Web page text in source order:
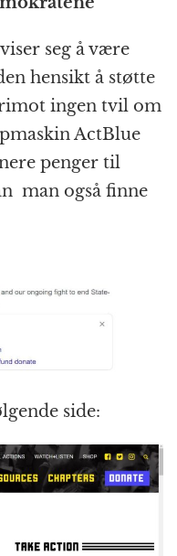
seg å være
hensikt å støtte
ingen tvil om
ActBlue
penger til
man også finne
side: